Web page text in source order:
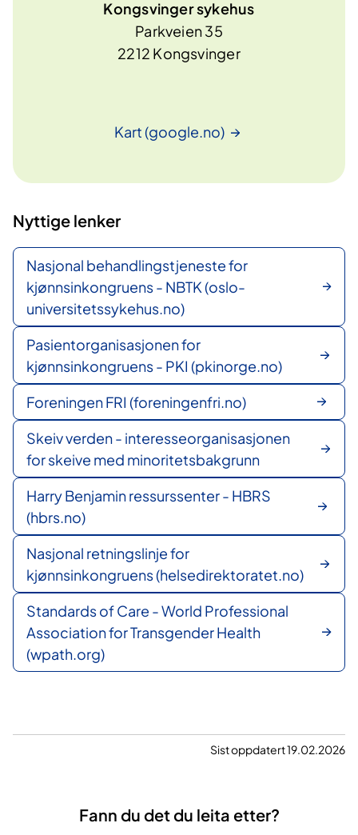
Kongsvinger sykehus
Parkveien 35
2212 Kongsvinger
Kart(google.no)
Nyttige lenker
Nasjonal behandlingstjeneste for
kjønnsinkongruens - NBTK (oslo-
universitetssykehus.no)
Pasientorganisasjonen for
kjønnsinkongruens - PKI (pkinorge.no)
Foreningen FRI (foreningenfri.no)
Skeiv verden - interesseorganisasjonen
for skeive med minoritetsbakgrunn
Harry Benjamin ressurssenter - HBRS
(hbrs.no)
Nasjonal retningslinje for
kjønnsinkongruens (helsedirektoratet.no)
Standards of Care - World Professional
Association for Transgender Health
(wpath.org)
Sist oppdatert 19.02.2026
Fann du det du leita etter?